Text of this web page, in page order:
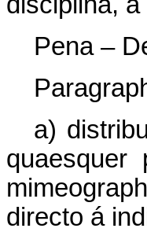
Pena –
a)
quaesquer
directo á